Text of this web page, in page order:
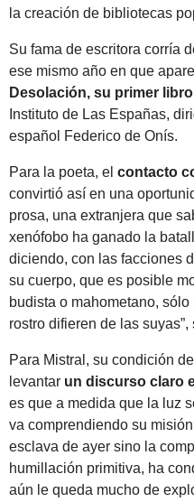
la creación de bibliotecas
Su fama de escritora corría
ese mismo año en que
Desolación, su primer libro
Instituto de Las Españas,
español Federico de Onís.
Para la poeta, el contacto
convirtió así en una
prosa, una extranjera que
xenófobo ha ganado la
diciendo, con las facciones
su cuerpo, que es posible
budista o mahometano,
rostro difieren de las
Para Mistral, su condición
levantar un discurso claro
es que a medida que la luz
va comprendiendo su
esclava de ayer sino la
humillación primitiva, ha
aún le queda mucho de